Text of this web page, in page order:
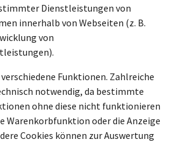
Dienstleistungen von
innerhalb von Webseiten (z. B.
von
Funktionen. Zahlreiche
notwendig, da bestimmte
ohne diese nicht funktionieren
Warenkorbfunktion oder die Anzeige
Cookies können zur Auswertung